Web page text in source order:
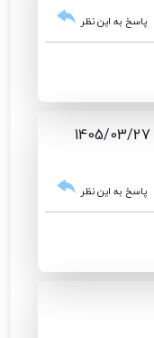
پاسخ به این نظر
پاسخ به این نظر